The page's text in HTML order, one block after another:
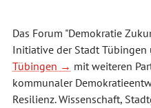
Das Forum "Demokratie
Initiative der Stadt Tübingen
Tübingen
mit weiteren
kommunaler
Resilienz. Wissenschaft,